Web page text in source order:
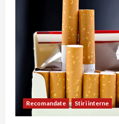
Recomandate Stiri interne